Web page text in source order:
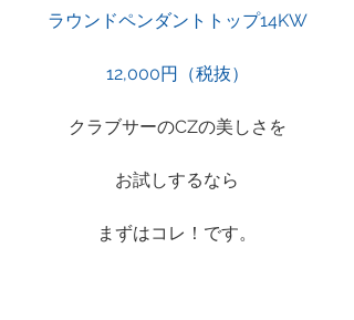
ラウンドペンダントトップ14KW
12,000円（税抜）
クラブサーのCZの美しさを
お試しするなら
まずはコレ！です。